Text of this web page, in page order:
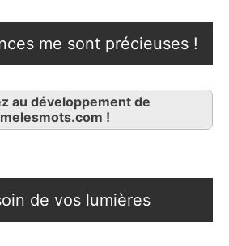
me sont précieuses !
au développement de
!
de vos lumières